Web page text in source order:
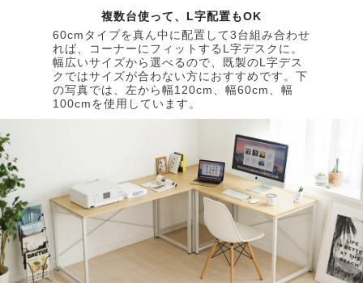
複数台使って、L字配置もOK
60cmタイプを真ん中に配置して3台組み合わせ
れば、コーナーにフィットするL字デスクに。
幅広いサイズから選べるので、既製のL字デス
クではサイズが合わない方におすすめです。下
の写真では、左から幅120cm、幅60cm、幅
100cmを使用しています。